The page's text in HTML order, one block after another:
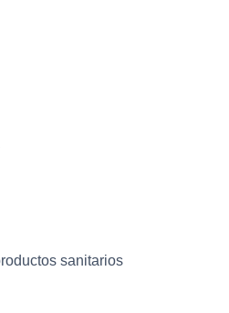
sanitarios